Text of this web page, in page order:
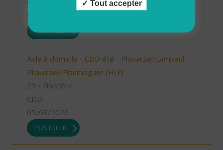
POSTULER
Aide à domicile - CDD été - Plouarzel/Lampaul-
Plouarzel/Ploumoguer (H/F)
29 - Finistère
CDD
05/03/2026
POSTULER
Tout accepter